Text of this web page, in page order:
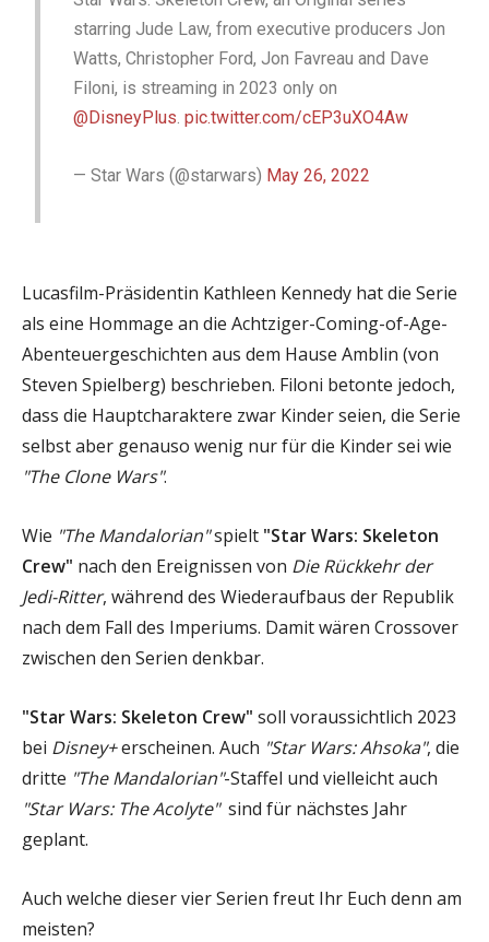
starring Jude Law, from executive producers Jon
Watts, Christopher Ford, Jon Favreau and Dave
Filoni, is streaming in 2023 only on
@DisneyPlus .pic.twitter.com/cEP3uXO4Aw
— Star Wars (@starwars) May 26, 2022
Lucasfilm-Präsidentin Kathleen Kennedy hat die Serie
als eine Hommage an die Achtziger-Coming-of-Age-
Abenteuergeschichten aus dem Hause Amblin (von
Steven Spielberg) beschrieben. Filoni betonte jedoch,
dass die Hauptcharaktere zwar Kinder seien, die Serie
selbst aber genauso wenig nur für die Kinder sei wie
"The Clone Wars".
Wie "The Mandalorian"spielt "Star Wars: Skeleton
Crew" nach den Ereignissen von Die Rückkehr der
Jedi-Ritter, während des Wiederaufbaus der Republik
nach dem Fall des Imperiums. Damit wären Crossover
zwischen den Serien denkbar.
"Star Wars: Skeleton Crew" soll voraussichtlich 2023
bei Disney+erscheinen. Auch "Star Wars: Ahsoka", die
dritte "The Mandalorian"-Staffel und vielleicht auch
"Star Wars: The Acolyte"sind für nächstes Jahr
geplant.
Auch welche dieser vier Serien freut Ihr Euch denn am
meisten?